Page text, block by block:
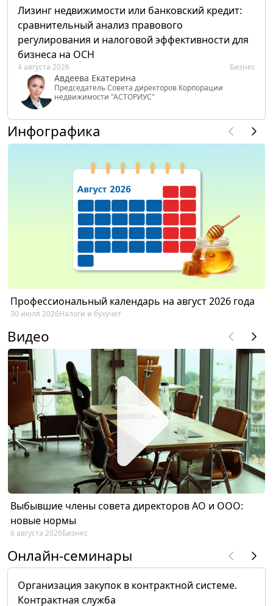
Лизинг недвижимости или банковский кредит:
сравнительный анализ правового
регулирования и налоговой эффективности для
бизнеса на ОСН
4 августа 2026 Бизнес
Авдеева Екатерина
Председатель Совета директоров Корпорации
недвижимости "АСТОРИУС"
Инфографика
Профессиональный календарь на август 2026 года
30 июля 2026Налоги и бухучет
Видео
Выбывшие члены совета директоров АО и ООО:
новые нормы
6 августа 2026Бизнес
Онлайн-семинары
Организация закупок в контрактной системе.
Контрактная служба